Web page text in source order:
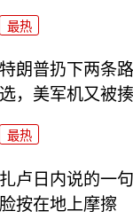
最热
特朗普扔下两条
选，美军机又被揍
最热
扎卢日内说的一
脸按在地上摩擦